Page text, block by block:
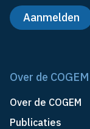
Over de COGEM
Over de COGEM
Publicaties